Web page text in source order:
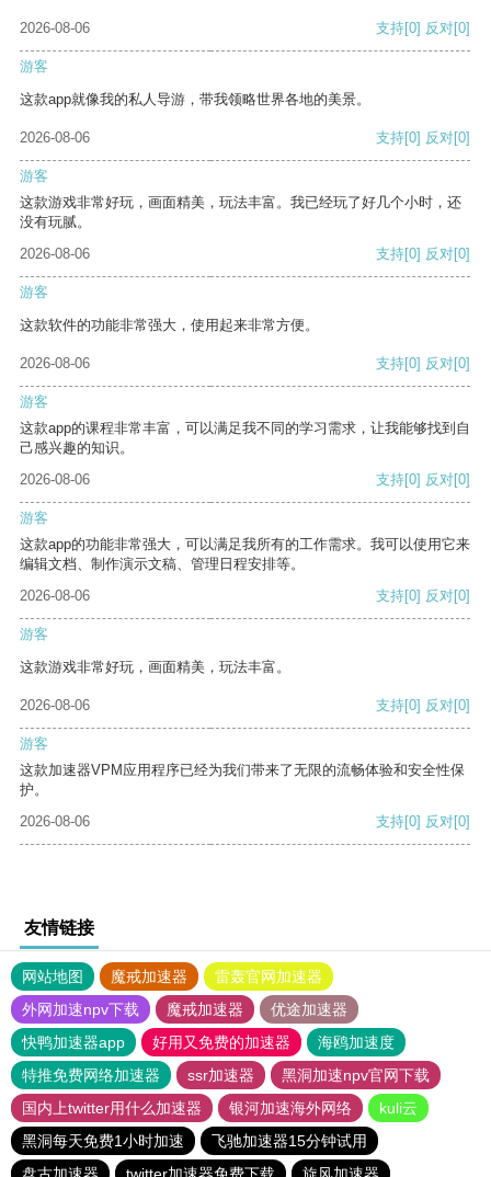
2026-08-06 支持[0] 反对[0]
游客
这款app就像我的私人导游，带我领略世界各地的美景。
2026-08-06 支持[0] 反对[0]
游客
这款游戏非常好玩，画面精美，玩法丰富。我已经玩了好几个小时，还
没有玩腻。
2026-08-06
支持[0] 反对[0]
游客
这款软件的功能非常强大，使用起来非常方便。
2026-08-06 支持[0] 反对[0]
游客
这款app的课程非常丰富，可以满足我不同的学习需求，让我能够找到自
己感兴趣的知识。
2026-08-06
支持[0] 反对[0]
游客
这款app的功能非常强大，可以满足我所有的工作需求。我可以使用它来
编辑文档、制作演示文稿、管理日程安排等。
2026-08-06
支持[0] 反对[0]
游客
这款游戏非常好玩，画面精美，玩法丰富。
2026-08-06 支持[0] 反对[0]
游客
这款加速器VPM应用程序已经为我们带来了无限的流畅体验和安全性保
护。
2026-08-06
支持[0] 反对[0]
友情链接
网站地图 魔戒加速器
雷轰官网加速器
外网加速npv下载
魔戒加速器
优途加速器
快鸭加速器app
好用又免费的加速器
海鸥加速度
特推免费网络加速器
ssr加速器
黑洞加速npv官网下载
国内上twitter用什么加速器
银河加速海外网络
kuli云
黑洞每天免费1小时加速
飞驰加速器15分钟试用